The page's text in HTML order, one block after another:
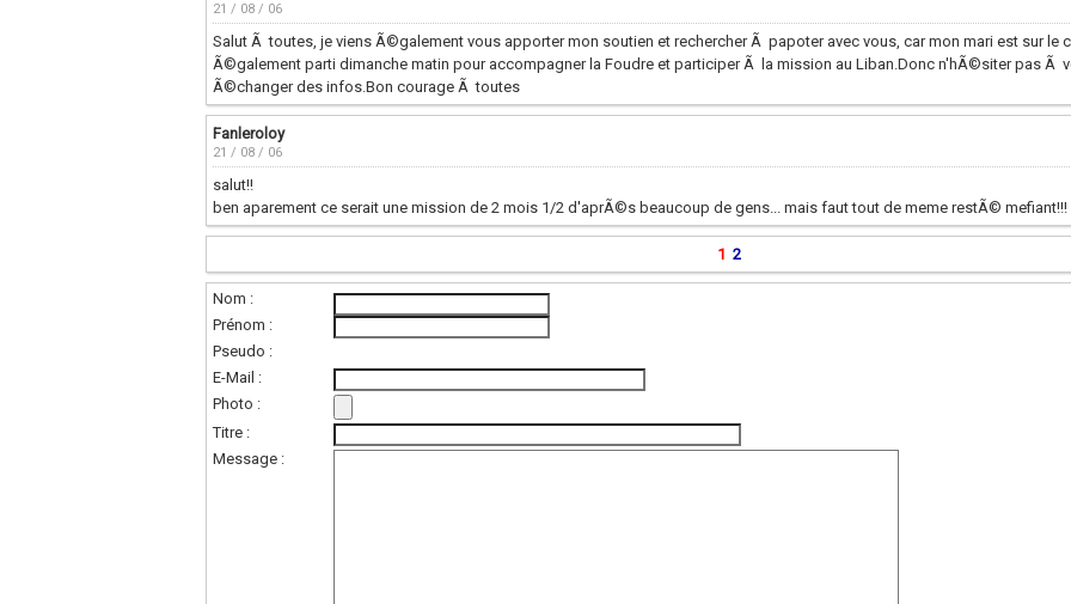
21 / 08 / 06
Salut Ã toutes, je viens Ã©galement vous apporter mon soutien et rechercher Ã papoter avec vous, car mon mari est sur le
Ã©galement parti dimanche matin pour accompagner la Foudre et participer Ã la mission au Liban.Donc n'hÃ©siter pas Ã
Ã©changer des infos.Bon courage Ã toutes
Fanleroloy
21 / 08 / 06
salut!!
ben aparement ce serait une mission de 2 mois 1/2 d'aprÃ©s beaucoup de gens... mais faut tout de meme restÃ© mefiant!!!
1 2
Nom :
Prénom :
Pseudo :
E-Mail :
Photo :
Titre :
Message :